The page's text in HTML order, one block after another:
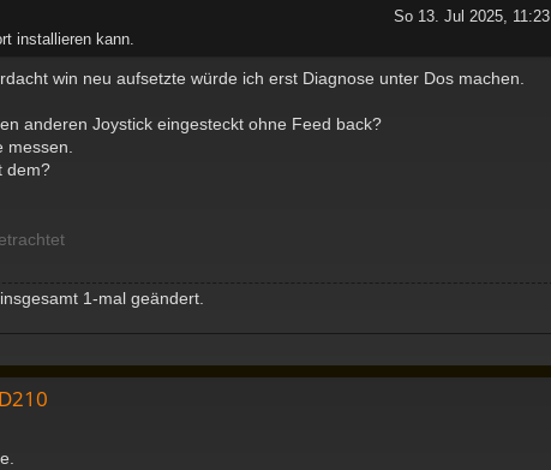
So 13. Jul 2025, 11:23
installieren kann.
win neu aufsetzte würde ich erst Diagnose unter Dos machen.
anderen Joystick eingesteckt ohne Feed back?
dem?
1-mal geändert.